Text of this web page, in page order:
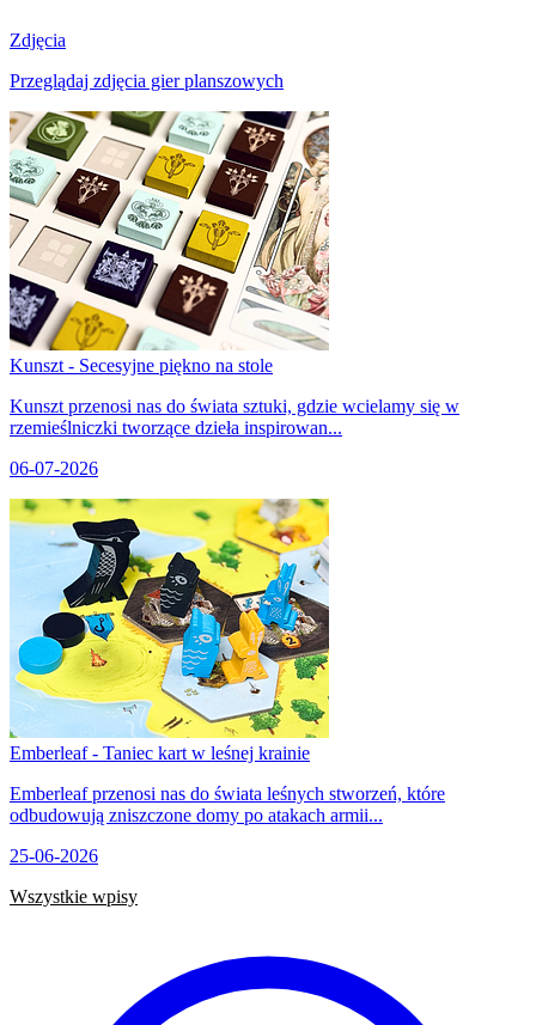
Zdjęcia
Przeglądaj zdjęcia gier planszowych
Kunszt - Secesyjne piękno na stole
Kunszt przenosi nas do świata sztuki, gdzie wcielamy się w
rzemieślniczki tworzące dzieła inspirowan...
06-07-2026
Emberleaf - Taniec kart w leśnej krainie
Emberleaf przenosi nas do świata leśnych stworzeń, które
odbudowują zniszczone domy po atakach armii...
25-06-2026
Wszystkie wpisy